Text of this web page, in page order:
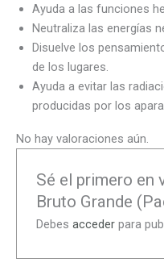
Ayuda a las funciones
Neutraliza las energías
Disuelve los
de los lugares.
Ayuda a evitar las
producidas por los
No hay valoraciones aún.
Sé el primero en
Bruto Grande
Debesacceder para